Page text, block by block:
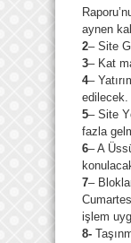
aynen
2– Site
3– Kat
4–
edilecek.
5– Site
fazla
6– A
7–
işlem
8-